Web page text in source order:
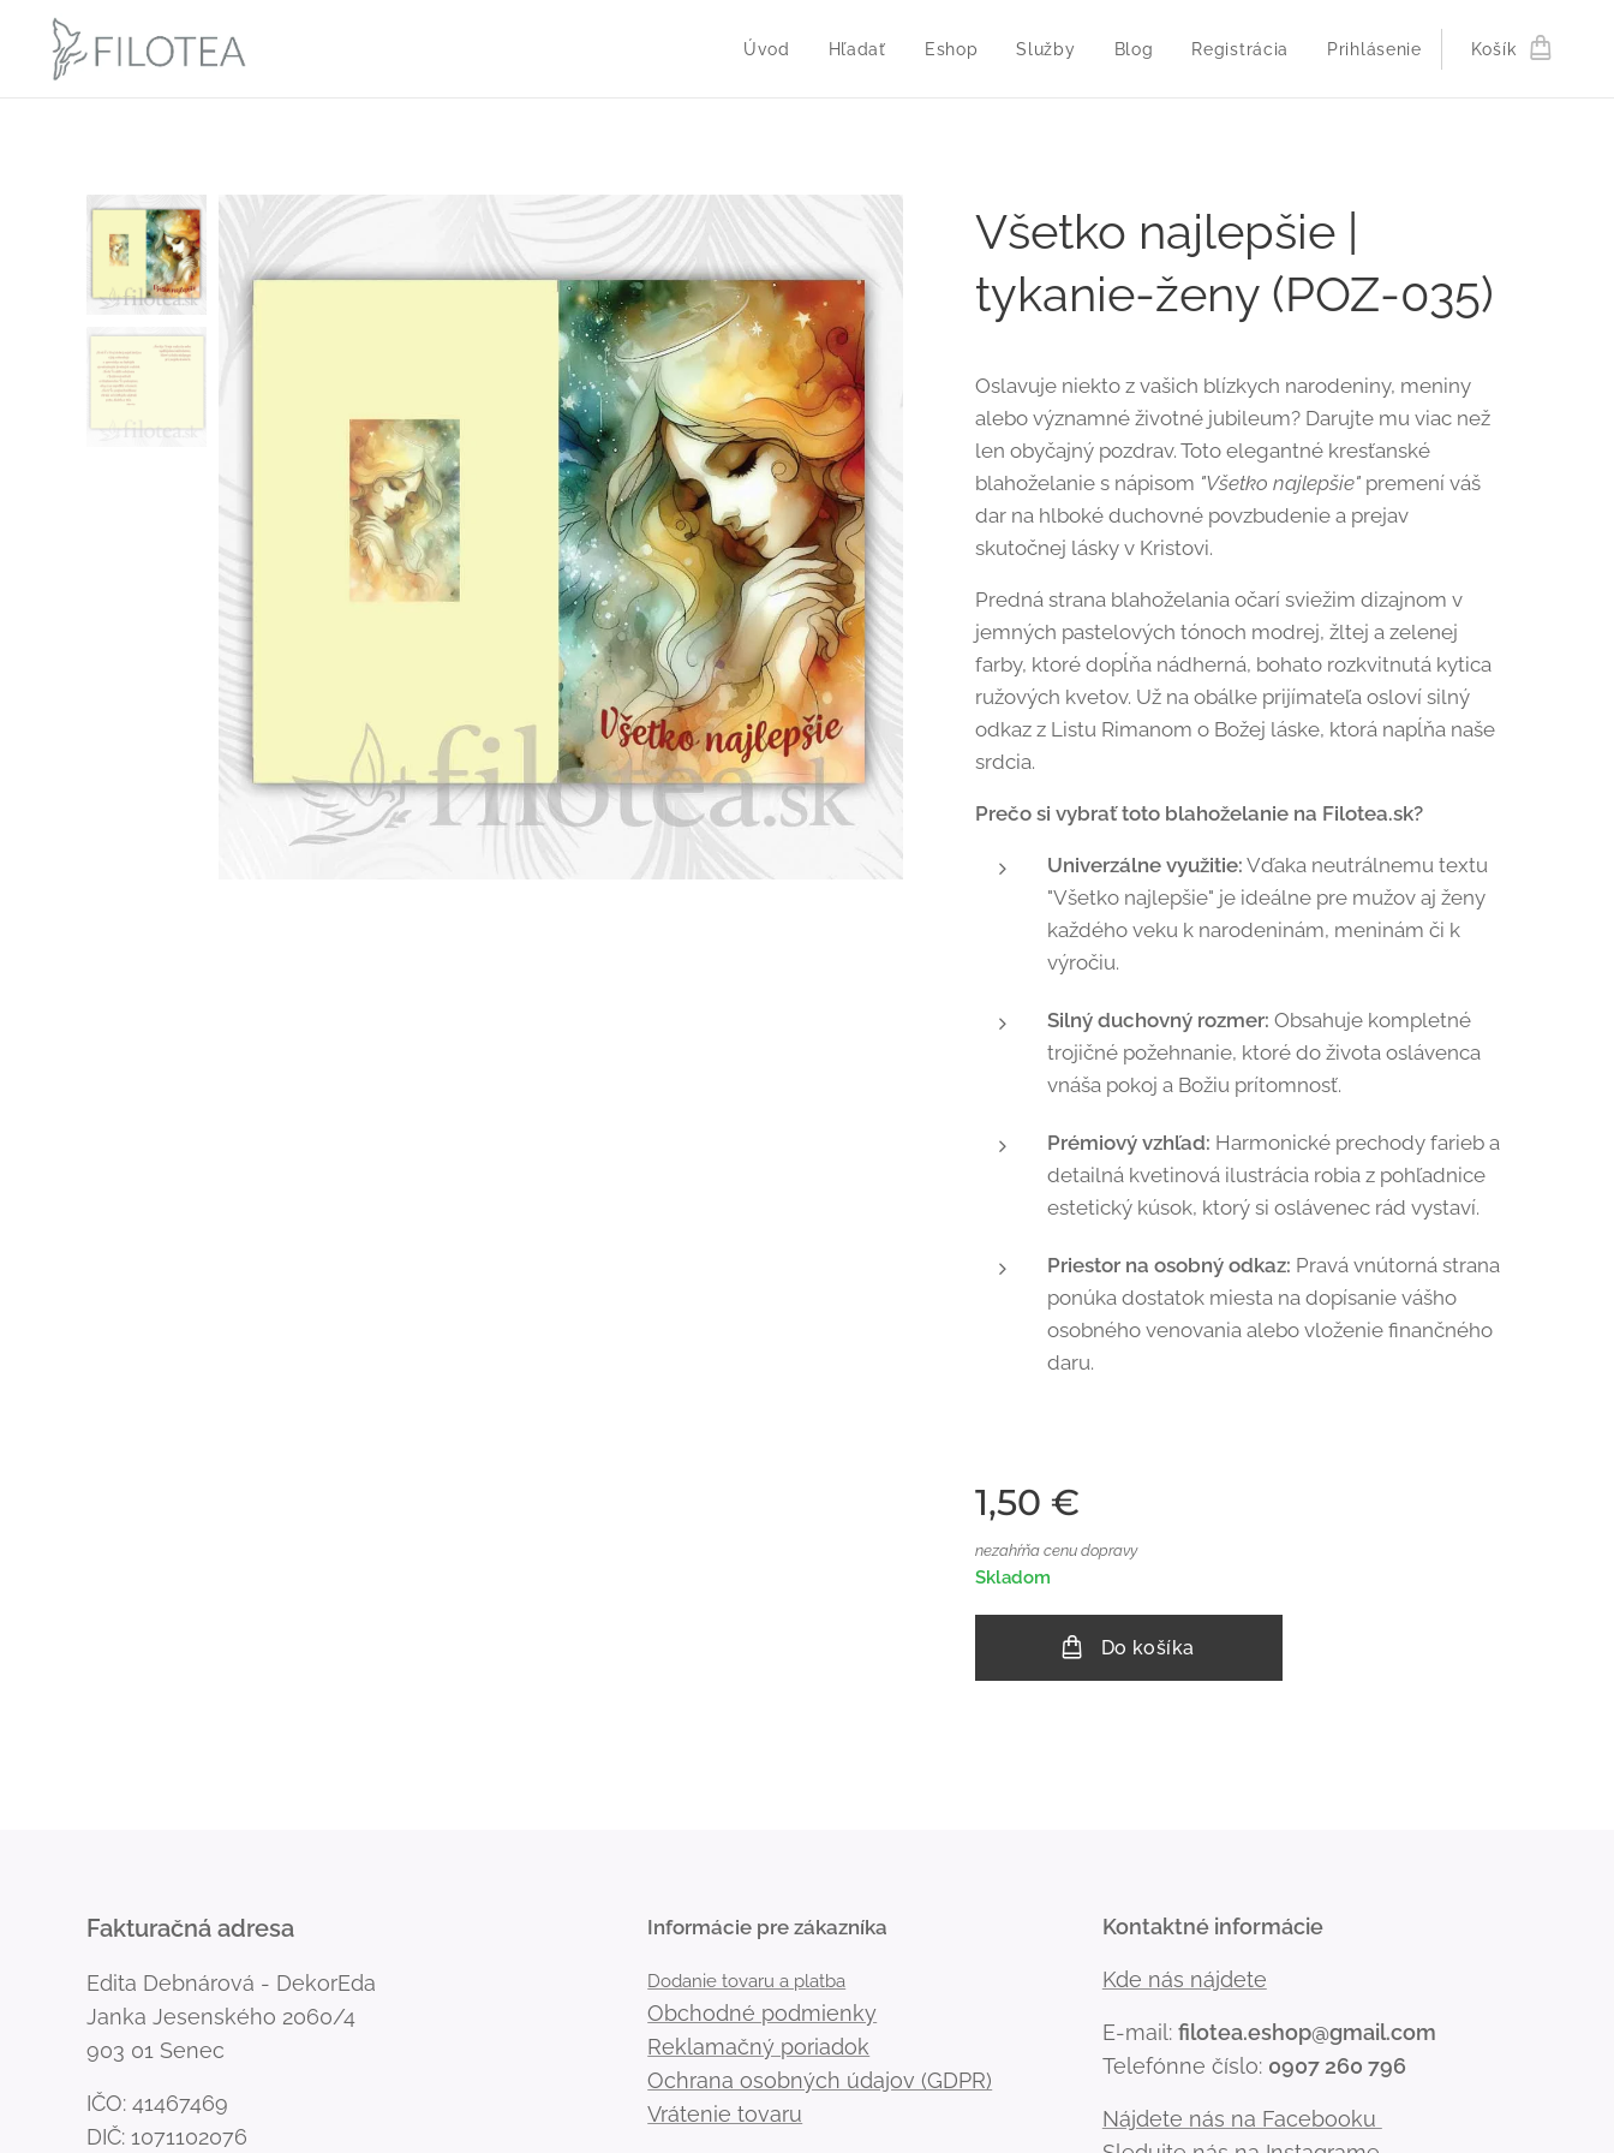
Úvod Hľadať Eshop Služby Blog Registrácia Prihlásenie Košík
Všetko najlepšie |
tykanie-ženy (POZ-035)
Oslavuje niekto z vašich blízkych narodeniny, meniny
alebo významné životné jubileum? Darujte mu viac než
len obyčajný pozdrav. Toto elegantné kresťanské
blahoželanie s nápisom "Všetko najlepšie" premení váš
dar na hlboké duchovné povzbudenie a prejav
skutočnej lásky v Kristovi.
Predná strana blahoželania očarí sviežim dizajnom v
jemných pastelových tónoch modrej, žltej a zelenej
farby, ktoré dopĺňa nádherná, bohato rozkvitnutá kytica
ružových kvetov. Už na obálke prijímateľa osloví silný
odkaz z Listu Rimanom o Božej láske, ktorá napĺňa naše
srdcia.
Prečo si vybrať toto blahoželanie na Filotea.sk?
Univerzálne využitie: Vďaka neutrálnemu textu
"Všetko najlepšie" je ideálne pre mužov aj ženy
každého veku k narodeninám, meninám či k
výročiu.
Silný duchovný rozmer: Obsahuje kompletné
trojičné požehnanie, ktoré do života oslávenca
vnáša pokoj a Božiu prítomnosť.
Prémiový vzhľad: Harmonické prechody farieb a
detailná kvetinová ilustrácia robia z pohľadnice
estetický kúsok, ktorý si oslávenec rád vystaví.
Priestor na osobný odkaz: Pravá vnútorná strana
ponúka dostatok miesta na dopísanie vášho
osobného venovania alebo vloženie finančného
daru.
1,50 €
nezahŕňa cenu dopravy
Skladom
Do košíka
Fakturačná adresa
Edita Debnárová - DekorEda
Janka Jesenského 2060/4
903 01 Senec
IČO: 41467469
DIČ: 1071102076
Informácie pre zákazníka
Dodanie tovaru a platba
Obchodné podmienky
Reklamačný poriadok
Ochrana osobných údajov (GDPR)
Vrátenie tovaru
Kontaktné informácie
Kde nás nájdete
E-mail: filotea.eshop@gmail.com
Telefónne číslo: 0907 260 796
Nájdete nás na Facebooku